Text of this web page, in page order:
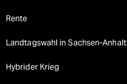
Rente
Landtagswahl in Sachsen-Anhalt
Hybrider Krieg